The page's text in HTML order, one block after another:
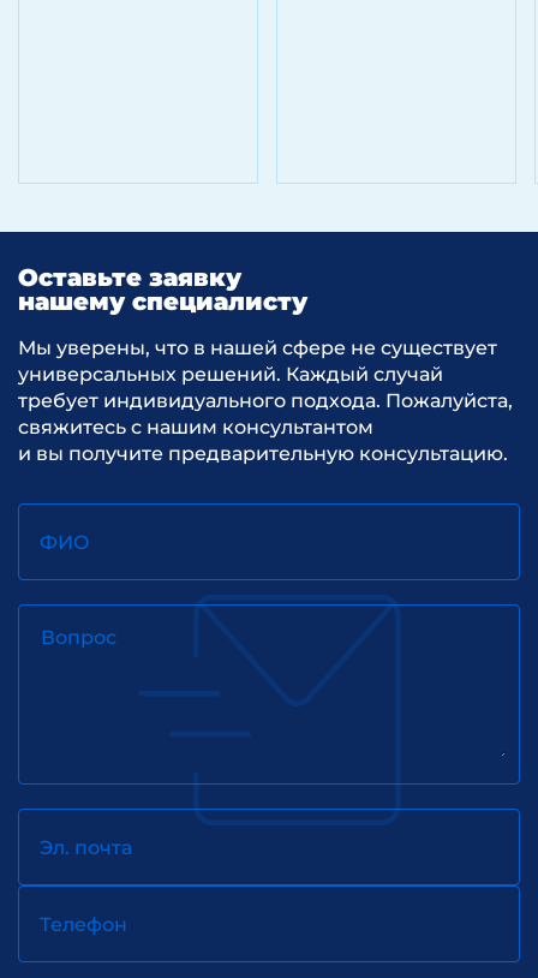
Оставьте заявку
нашему специалисту
Мы уверены, что в нашей сфере не существует
универсальных решений. Каждый случай
требует индивидуального подхода. Пожалуйста,
свяжитесь с нашим консультантом
и вы получите предварительную консультацию.
ФИО
Вопрос
Эл. почта
Телефон